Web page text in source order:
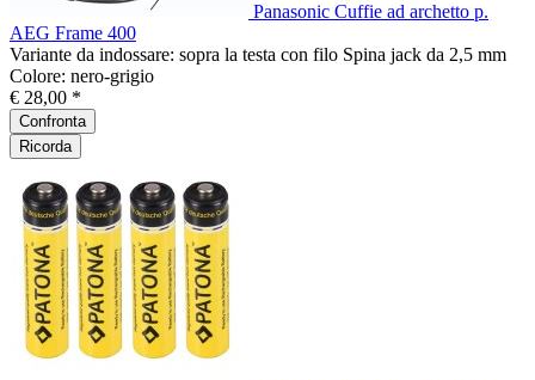
Panasonic Cuffie ad archetto p.
AEG Frame 400
Variante da indossare: sopra la testa con filo Spina jack da 2,5 mm
Colore: nero-grigio
€ 28,00 *
Confronta
Ricorda